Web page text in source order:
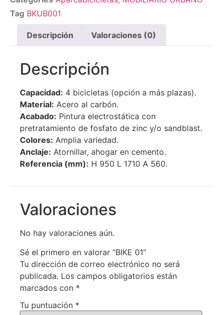
Tag BKUB001
Descripción Valoraciones (0)
Descripción
Capacidad: 4 bicicletas (opción a más plazas).
Material: Acero al carbón.
Acabado: Pintura electrostática con
pretratamiento de fosfato de zinc y/o sandblast.
Colores: Amplia variedad.
Anclaje: Atornillar, ahogar en cemento.
Referencia (mm): H 950 L 1710 A 560.
Valoraciones
No hay valoraciones aún.
Sé el primero en valorar “BIKE 01”
Tu dirección de correo electrónico no será
publicada. Los campos obligatorios están
marcados con *
Tu puntuación *